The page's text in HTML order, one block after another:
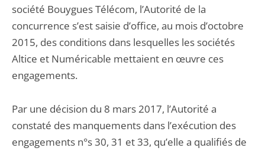
société Bouygues Télécom, l’Autorité de la
concurrence s’est saisie d’office, au mois d’octobre
2015, des conditions dans lesquelles les sociétés
Altice et Numéricable mettaient en œuvre ces
engagements.
Par une décision du 8 mars 2017, l’Autorité a
constaté des manquements dans l’exécution des
engagements n°s 30, 31 et 33, qu’elle a qualifiés de